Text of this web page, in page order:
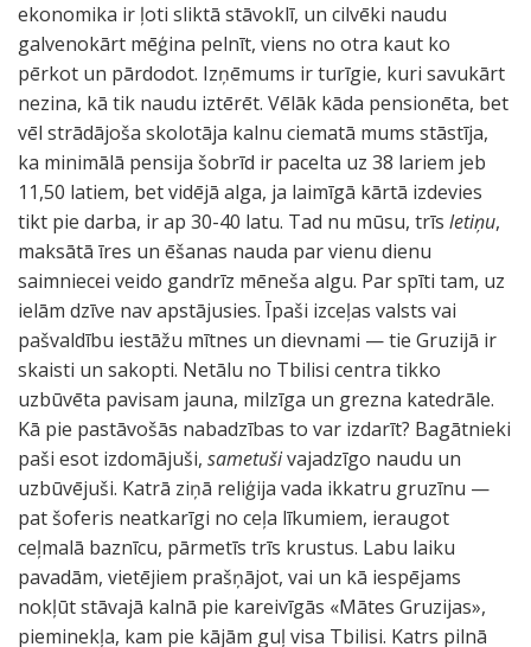
ekonomika ir ļoti sliktā stāvoklī, un cilvēki naudu
galvenokārt mēģina pelnīt, viens no otra kaut ko
pērkot un pārdodot. Izņēmums ir turīgie, kuri savukārt
nezina, kā tik naudu iztērēt. Vēlāk kāda pensionēta, bet
vēl strādājoša skolotāja kalnu ciematā mums stāstīja,
ka minimālā pensija šobrīd ir pacelta uz 38 lariem jeb
11,50 latiem, bet vidējā alga, ja laimīgā kārtā izdevies
tikt pie darba, ir ap 30-40 latu. Tad nu mūsu, trīs letiņu,
maksātā īres un ēšanas nauda par vienu dienu
saimniecei veido gandrīz mēneša algu. Par spīti tam, uz
ielām dzīve nav apstājusies. Īpaši izceļas valsts vai
pašvaldību iestāžu mītnes un dievnami — tie Gruzijā ir
skaisti un sakopti. Netālu no Tbilisi centra tikko
uzbūvēta pavisam jauna, milzīga un grezna katedrāle.
Kā pie pastāvošās nabadzības to var izdarīt? Bagātnieki
paši esot izdomājuši, sametušivajadzīgo naudu un
uzbūvējuši. Katrā ziņā reliģija vada ikkatru gruzīnu —
pat šoferis neatkarīgi no ceļa līkumiem, ieraugot
ceļmalā baznīcu, pārmetīs trīs krustus. Labu laiku
pavadām, vietējiem prašņājot, vai un kā iespējams
nokļūt stāvajā kalnā pie kareivīgās «Mātes Gruzijas»,
pieminekļa, kam pie kājām guļ visa Tbilisi. Katrs pilnā